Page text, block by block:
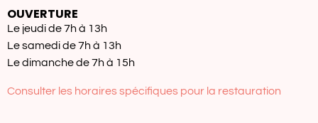
OUVERTURE
Le jeudi de 7h à 13h
Le samedi de 7h à 13h
Le dimanche de 7h à 15h
Consulter les horaires spécifiques pour la restauration